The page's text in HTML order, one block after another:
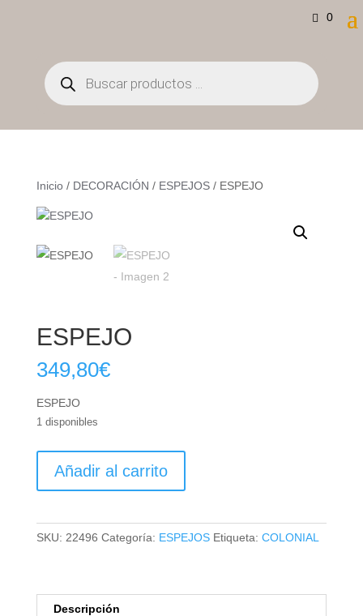
0
Búsqueda
de
productos
Inicio/ DECORACIÓN / ESPEJOS/ ESPEJO
ESPEJO
349,80€
ESPEJO
1 disponibles
cantidad
Añadir al carrito
SKU: 22496 Categoría: ESPEJOS Etiqueta: COLONIAL
Descripción